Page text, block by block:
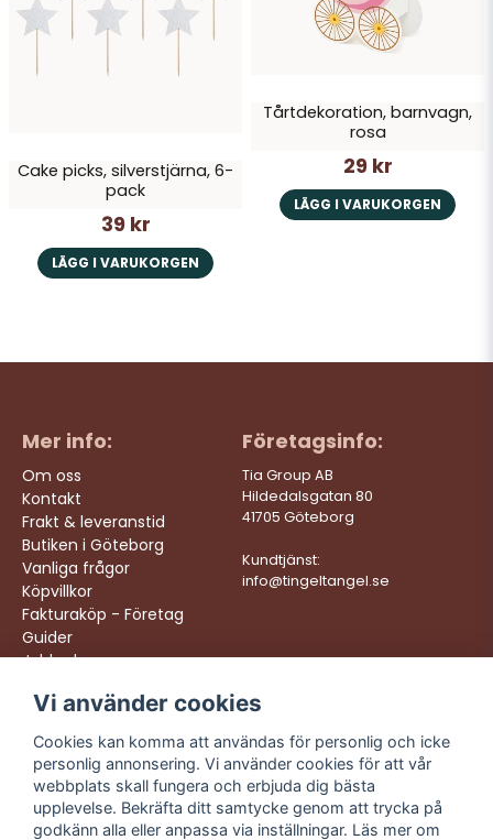
Cake picks, silverstjärna, 6-
pack
39 kr
LÄGG I VARUKORGEN
Tårtdekoration, barnvagn,
rosa
29 kr
LÄGG I VARUKORGEN
Mer info:
Om oss
Kontakt
Frakt & leveranstid
Butiken i Göteborg
Vanliga frågor
Köpvillkor
Fakturaköp - Företag
Guider
Jobba hos oss
Företagsinfo:
Tia Group AB
Hildedalsgatan 80
41705 Göteborg
Kundtjänst:
info@tingeltangel.se
Följ oss:
Instagram
Facebook
TikTok
YouTube
Vi levererar:
Snabba leveranser
Trygga köp
Fri frakt över 499:-
Trevlig kundtjänst
Vi använder cookies
Cookies kan komma att användas för personlig och icke
personlig annonsering. Vi använder cookies för att vår
webbplats skall fungera och erbjuda dig bästa
upplevelse. Bekräfta ditt samtycke genom att trycka på
godkänn alla eller anpassa via inställningar. Läs mer om